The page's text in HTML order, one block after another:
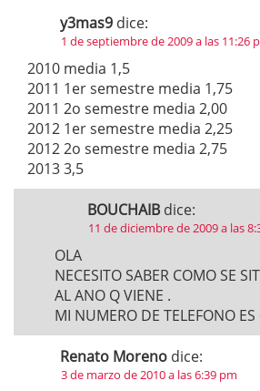
y3mas9 dice:
1 de septiembre de 2009 a las 11:26
2010 media 1,5
2011 1er semestre media 1,75
2011 2o semestre media 2,00
2012 1er semestre media 2,25
2012 2o semestre media 2,75
2013 3,5
BOUCHAIB dice:
11 de diciembre de 2009 a las
OLA
NECESITO SABER COMO SE
AL ANO Q VIENE .
MI NUMERO DE TELEFONO
Renato Moreno dice:
3 de marzo de 2010 a las 6:39 pm